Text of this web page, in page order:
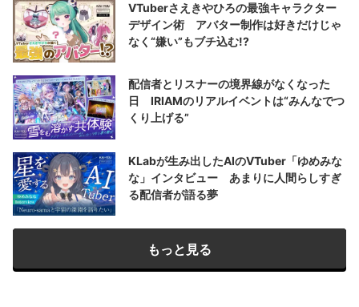
VTuberさえきやひろの最強キャラクター
デザイン術 アバター制作は好きだけじゃ
なく“嫌い”もブチ込む!?
配信者とリスナーの境界線がなくなった
日 IRIAMのリアルイベントは“みんなでつ
くり上げる”
KLabが生み出したAIのVTuber「ゆめみな
な」インタビュー あまりに人間らしすぎ
る配信者が語る夢
もっと見る